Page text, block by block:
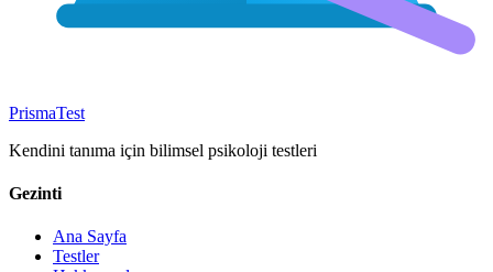
PrismaTest
Kendini tanıma için bilimsel psikoloji testleri
Gezinti
Ana Sayfa
Testler